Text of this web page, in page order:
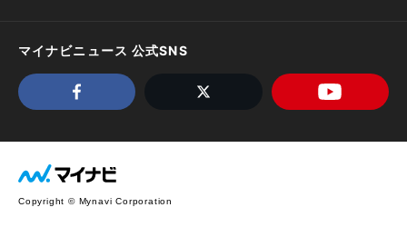
マイナビニュース 公式SNS
Copyright © Mynavi Corporation